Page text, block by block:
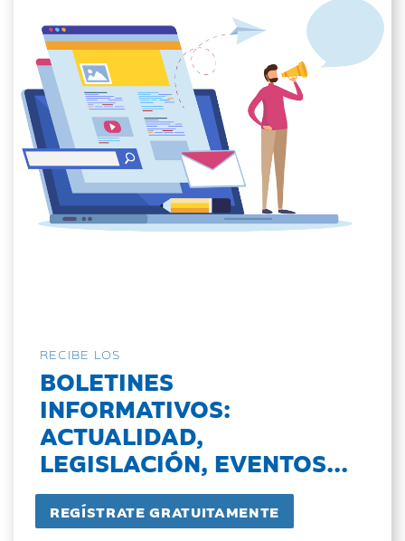
RECIBE LOS
BOLETINES
INFORMATIVOS:
ACTUALIDAD,
LEGISLACIÓN, EVENTOS...